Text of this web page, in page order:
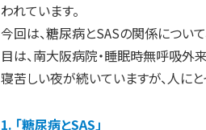
われています。
今回は、糖尿病とSASの関係につい
目は、南大阪病院・睡眠時無呼吸外
寝苦しい夜が続いていますが、人に
1. 「糖尿病とSAS」